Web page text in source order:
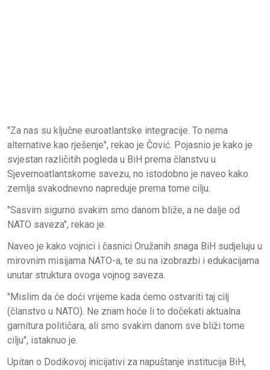
"Za nas su ključne euroatlantske integracije. To nema
alternative kao rješenje", rekao je Čović. Pojasnio je kako je
svjestan različitih pogleda u BiH prema članstvu u
Sjevernoatlantskome savezu, no istodobno je naveo kako
zemlja svakodnevno napreduje prema tome cilju.
"Sasvim sigurno svakim smo danom bliže, a ne dalje od
NATO saveza", rekao je.
Naveo je kako vojnici i časnici Oružanih snaga BiH sudjeluju u
mirovnim misijama NATO-a, te su na izobrazbi i edukacijama
unutar struktura ovoga vojnog saveza.
"Mislim da će doći vrijeme kada ćemo ostvariti taj cilj
(članstvo u NATO). Ne znam hoće li to dočekati aktualna
garnitura političara, ali smo svakim danom sve bliži tome
cilju", istaknuo je.
Upitan o Dodikovoj inicijativi za napuštanje institucija BiH,